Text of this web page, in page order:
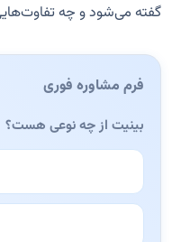
گفته می‌شود و چه
فرم مشاوره فوری
بینیت از چه نوعی هست؟